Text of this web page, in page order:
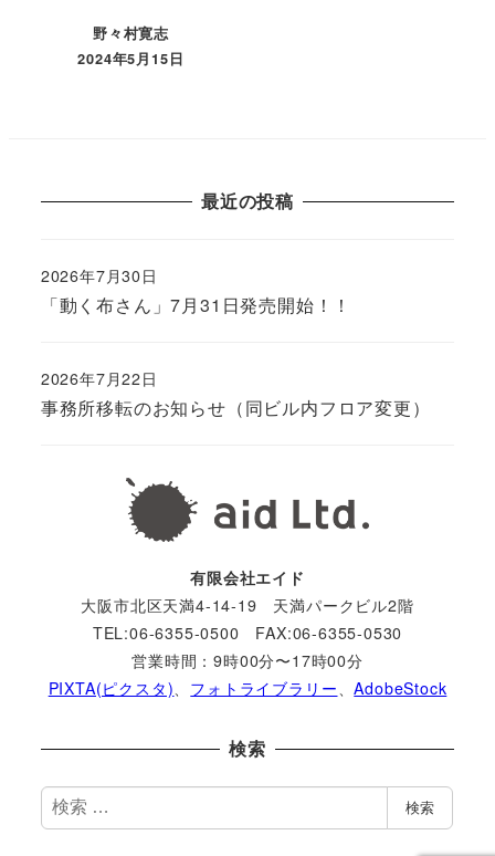
野々村寛志
2024年5月15日
最近の投稿
「動く布さん」7月31日発売開始！！
2026年7月30日
事務所移転のお知らせ（同ビル内フロア変更）
2026年7月22日
有限会社エイド
大阪市北区天満4-14-19 天満パークビル2階
TEL:06-6355-0500 FAX:06-6355-0530
営業時間：9時00分〜17時00分
PIXTA(ピクスタ)
フォトライブラリー 、AdobeStock
検索
検
索
検索